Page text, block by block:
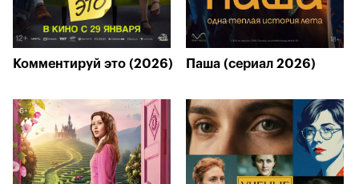
Комментируй это (2026) Паша (сериал 2026)